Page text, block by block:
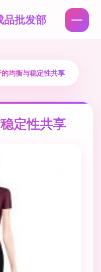
品批发部
均衡与稳定性共享
定性共享